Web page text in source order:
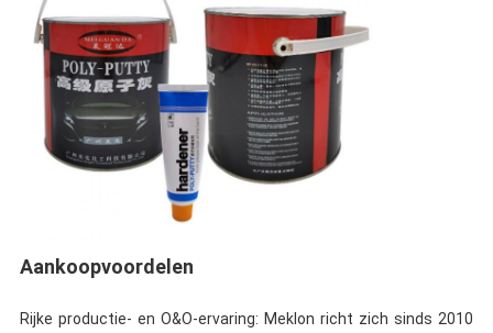
Aankoopvoordelen
Rijke productie- en O&O-ervaring: Meklon richt zich sinds 2010